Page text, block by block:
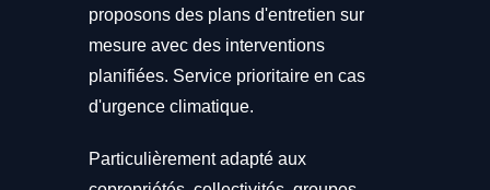
proposons des plans d'entretien sur
mesure avec des interventions
planifiées. Service prioritaire en cas
d'urgence climatique.
Particulièrement adapté aux